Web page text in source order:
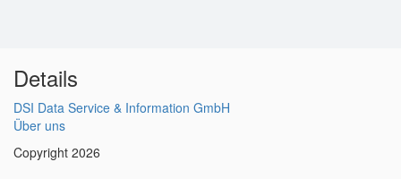
Details
DSI Data Service & Information GmbH
Über uns
Copyright 2026